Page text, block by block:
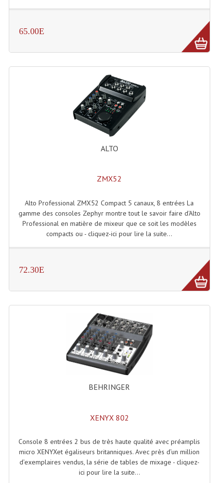
Enceintes Hifi
Enceintes Monitoring
Filtres Actifs, Correcteurs
Haut-Parleurs Moteurs Tweeters Filtres
Haut Parleurs Sono
Filtres Passifs
Tweeters Pour Enceintes
Lecteurs Audio & Sources
Lecteurs Double Cd Mixage Intégrée
Lecteurs Double Cd MP3
Lecteurs Lasers Simple Et Mp3 (rack 19")
Minidisc
Enregistreur Numérique
Platines Cassettes
Limiteur De Niveau Sonore
65.00E
ALTO
ZMX52
Alto Professional ZMX52 Compact 5 canaux, 8 entrées La
gamme des consoles Zephyr montre tout le savoir faire d'Alto
Professional en matière de mixeur que ce soit les modèles
compacts ou - cliquez-ici pour lire la suite...
72.30E
BEHRINGER
XENYX 802
Console 8 entrées 2 bus de très haute qualité avec préamplis
micro XENYXet égaliseurs britanniques. Avec près d’un million
d’exemplaires vendus, la série de tables de mixage - cliquez-
ici pour lire la suite...